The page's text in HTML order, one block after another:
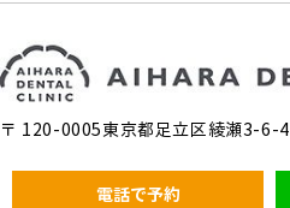
〒 120-0005東京都足立区綾瀬3-6-4
電話で予約